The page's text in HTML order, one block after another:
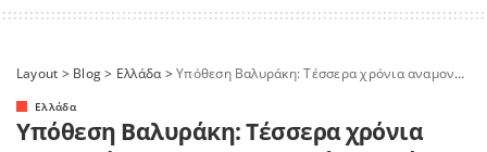
Layout > Blog> Ελλάδα>Υπόθεση Βαλυράκη: Τέσσερα χρόνια αναμονής και τρεις αναβολές στη δίκη
Ελλάδα
Υπόθεση Βαλυράκη: Τέσσερα χρόνια